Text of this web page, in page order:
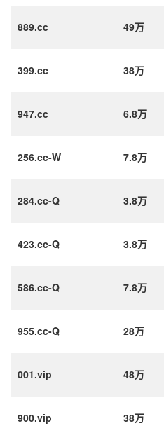
889.cc 49万
399.cc 38万
947.cc 6.8万
256.cc-W 7.8万
284.cc-Q 3.8万
423.cc-Q 3.8万
586.cc-Q 7.8万
955.cc-Q 28万
001.vip 48万
900.vip 38万